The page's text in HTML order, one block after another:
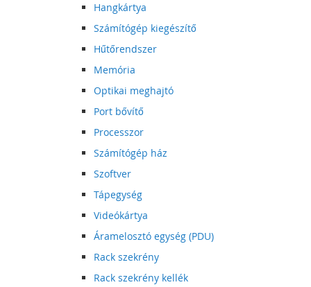
Hangkártya
Számítógép kiegészítő
Hűtőrendszer
Memória
Optikai meghajtó
Port bővítő
Processzor
Számítógép ház
Szoftver
Tápegység
Videókártya
Áramelosztó egység (PDU)
Rack szekrény
Rack szekrény kellék